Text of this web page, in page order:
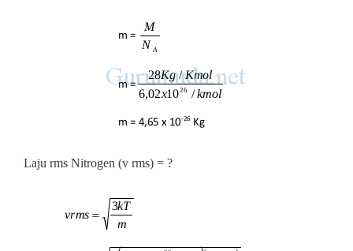
Laju rms Nitrogen (v rms) = ?